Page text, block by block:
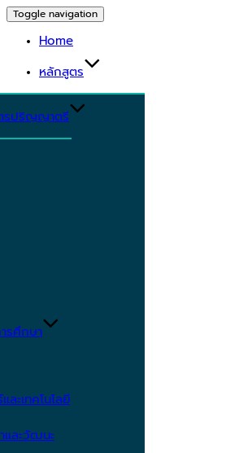
Toggle navigation
Home
หลักสูตร
รปริญญาตรี
รศึกษา
ะเทคโนโลยี
และวัฒนะ